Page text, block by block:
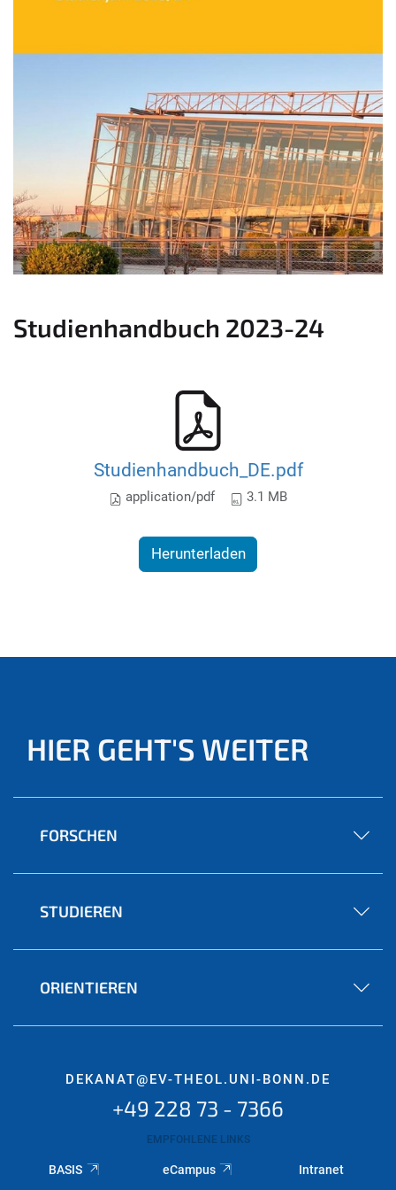
Studienhandbuch 2023-24
Studienhandbuch_DE.pdf
application/pdf 3.1 MB
Herunterladen
HIER GEHT'S WEITER
FORSCHEN
STUDIEREN
ORIENTIEREN
DEKANAT@EV-THEOL.UNI-BONN.DE
+49 228 73 - 7366
EMPFOHLENE LINKS
BASIS eCampus Intranet